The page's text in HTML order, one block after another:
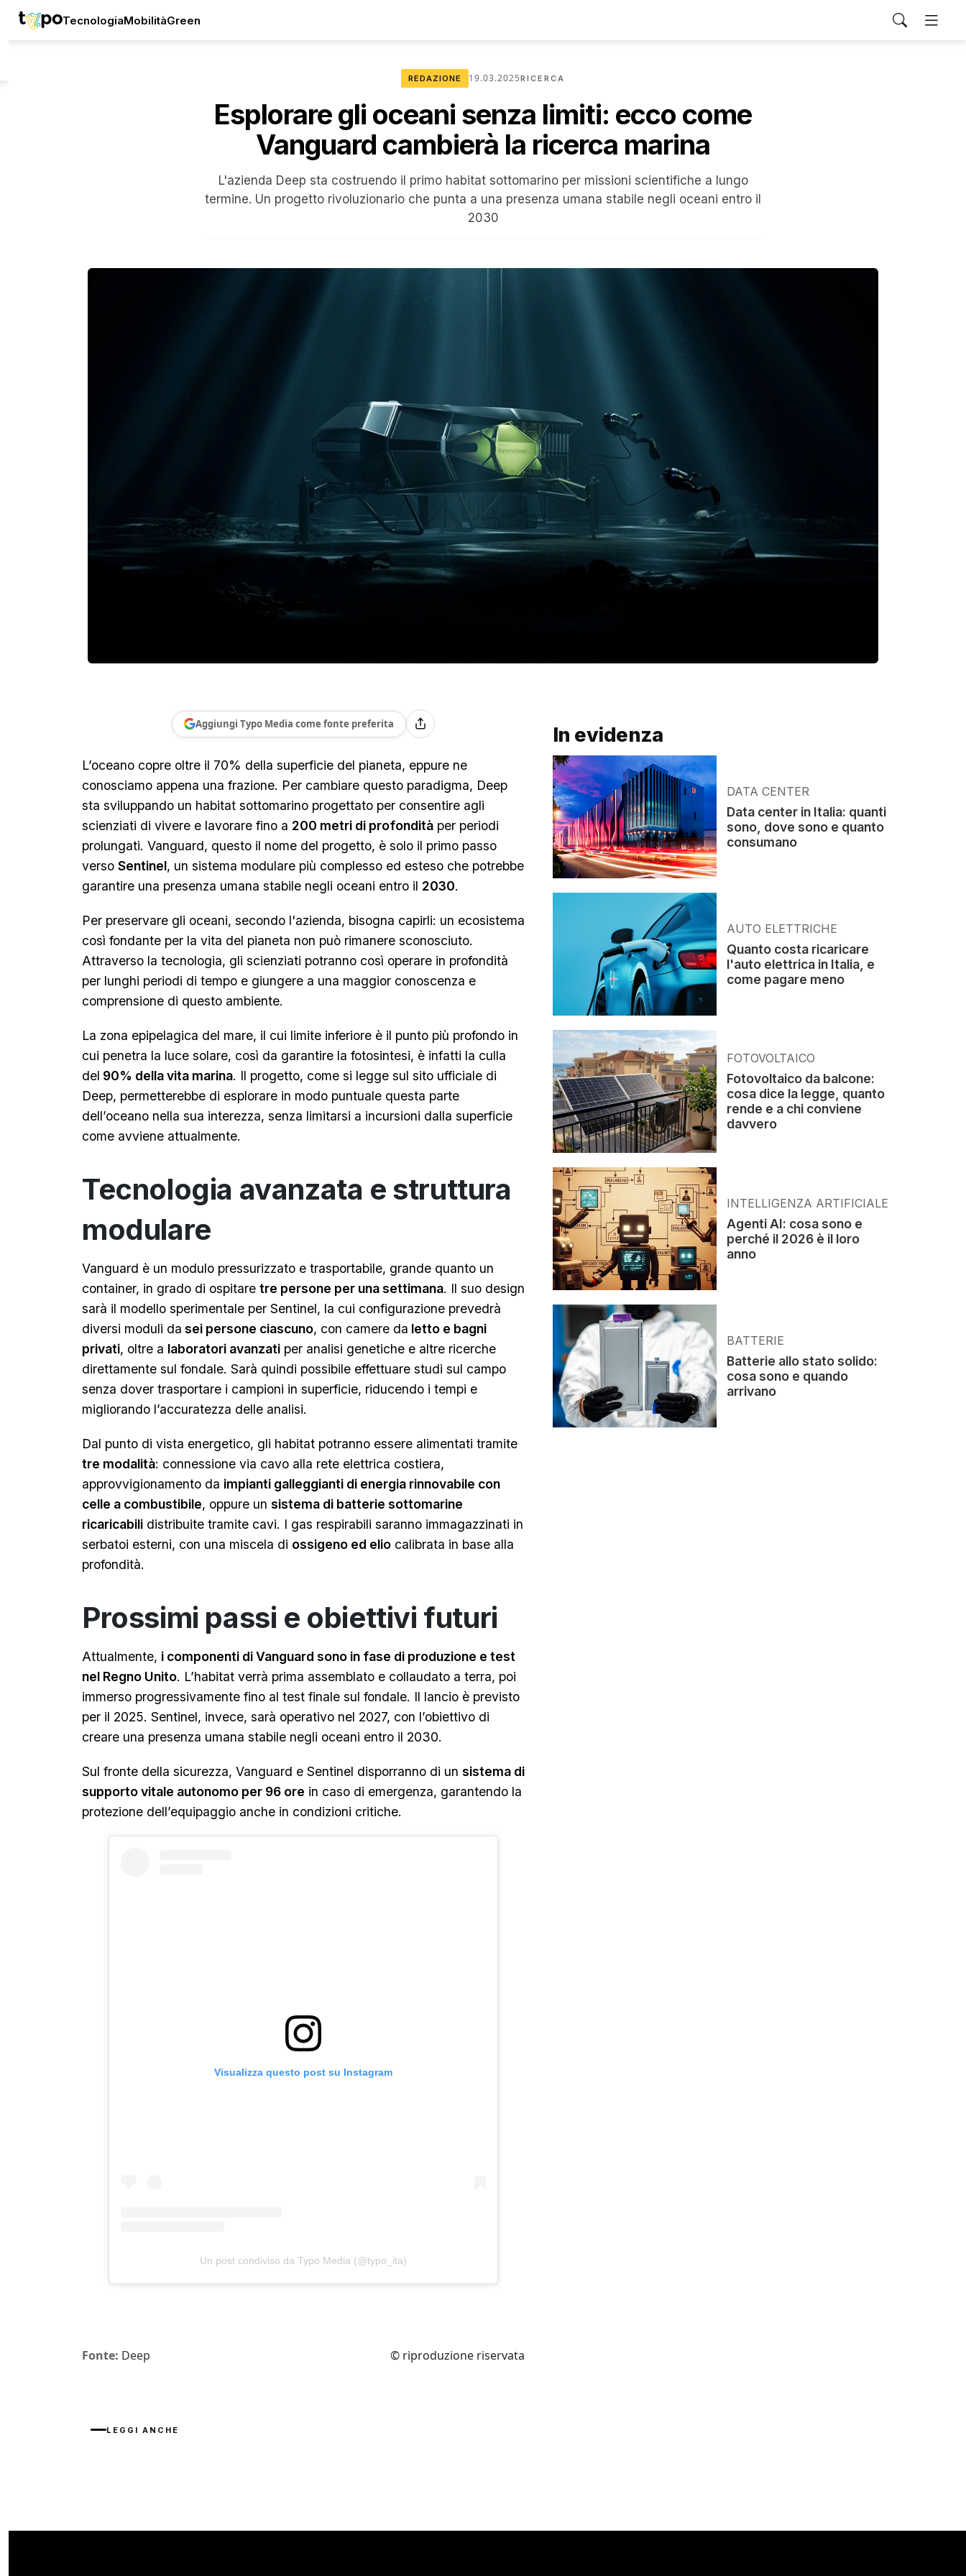
TecnologiaMobilitàGreen
REDAZIONE 19.03.2025RICERCA
Esplorare gli oceani senza limiti: ecco come
Vanguard cambierà la ricerca marina
L'azienda Deep sta costruendo il primo habitat sottomarino per missioni scientifiche a lungo
termine. Un progetto rivoluzionario che punta a una presenza umana stabile negli oceani entro il
2030
Aggiungi Typo Media come fonte preferita
L’oceano copre oltre il 70% della superficie del pianeta, eppure ne
conosciamo appena una frazione. Per cambiare questo paradigma, Deep
sta sviluppando un habitat sottomarino progettato per consentire agli
scienziati di vivere e lavorare fino a 200 metri di profondità per periodi
prolungati. Vanguard, questo il nome del progetto, è solo il primo passo
verso Sentinel, un sistema modulare più complesso ed esteso che potrebbe
garantire una presenza umana stabile negli oceani entro il 2030.
Per preservare gli oceani, secondo l'azienda, bisogna capirli: un ecosistema
così fondante per la vita del pianeta non può rimanere sconosciuto.
Attraverso la tecnologia, gli scienziati potranno così operare in profondità
per lunghi periodi di tempo e giungere a una maggior conoscenza e
comprensione di questo ambiente.
La zona epipelagica del mare, il cui limite inferiore è il punto più profondo in
cui penetra la luce solare, così da garantire la fotosintesi, è infatti la culla
del 90% della vita marina. Il progetto, come si legge sul sito ufficiale di
Deep, permetterebbe di esplorare in modo puntuale questa parte
dell’oceano nella sua interezza, senza limitarsi a incursioni dalla superficie
come avviene attualmente.
Tecnologia avanzata e struttura
modulare
Vanguard è un modulo pressurizzato e trasportabile, grande quanto un
container, in grado di ospitare tre persone per una settimana. Il suo design
sarà il modello sperimentale per Sentinel, la cui configurazione prevedrà
diversi moduli da sei persone ciascuno, con camere da letto e bagni
privati, oltre a laboratori avanzati per analisi genetiche e altre ricerche
direttamente sul fondale. Sarà quindi possibile effettuare studi sul campo
senza dover trasportare i campioni in superficie, riducendo i tempi e
migliorando l’accuratezza delle analisi.
Dal punto di vista energetico, gli habitat potranno essere alimentati tramite
tre modalità: connessione via cavo alla rete elettrica costiera,
approvvigionamento da impianti galleggianti di energia rinnovabile con
celle a combustibile, oppure un sistema di batterie sottomarine
ricaricabili distribuite tramite cavi. I gas respirabili saranno immagazzinati in
serbatoi esterni, con una miscela di ossigeno ed elio calibrata in base alla
profondità.
Prossimi passi e obiettivi futuri
Attualmente, i componenti di Vanguard sono in fase di produzione e test
nel Regno Unito. L’habitat verrà prima assemblato e collaudato a terra, poi
immerso progressivamente fino al test finale sul fondale. Il lancio è previsto
per il 2025. Sentinel, invece, sarà operativo nel 2027, con l’obiettivo di
creare una presenza umana stabile negli oceani entro il 2030.
Sul fronte della sicurezza, Vanguard e Sentinel disporranno di un sistema di
supporto vitale autonomo per 96 ore in caso di emergenza, garantendo la
protezione dell’equipaggio anche in condizioni critiche.
Visualizza questo post su Instagram
Un post condiviso da Typo Media (@typo_ita)
Fonte: Deep © riproduzione riservata
LEGGI ANCHE
In evidenza
DATA CENTER
Data center in Italia: quanti
sono, dove sono e quanto
consumano
AUTO ELETTRICHE
Quanto costa ricaricare
l'auto elettrica in Italia, e
come pagare meno
FOTOVOLTAICO
Fotovoltaico da balcone:
cosa dice la legge, quanto
rende e a chi conviene
davvero
INTELLIGENZA ARTIFICIALE
Agenti AI: cosa sono e
perché il 2026 è il loro
anno
BATTERIE
Batterie allo stato solido:
cosa sono e quando
arrivano